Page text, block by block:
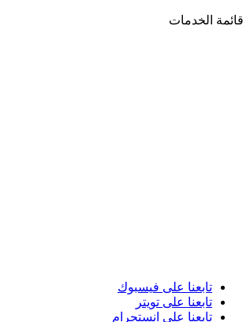
قائمة الخدمات
تابعنا على فيسبوك
تابعنا على تويتر
تابعنا على انستجرام